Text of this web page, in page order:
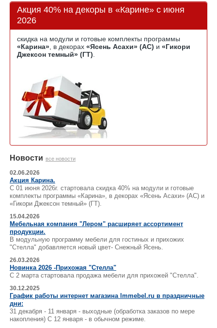
Акция 40% на декоры в «Карине» с июня
2026
скидка на модули и готовые комплекты программы
«Карина» , в декорах «Ясень Асахи» (АС) и «Гикори
Джексон темный» (ГТ)
Новости все новости
02.06.2026
Акция Карина.
С 01 июня 2026г. стартовала скидка 40% на модули и готовые
комплекты программы «Карина», в декорах «Ясень Асахи» (АС) и
«Гикори Джексон темный» (ГТ).
15.04.2026
Мебельная компания "Лером" расширяет ассортимент
продукции.
В модульную программу мебели для гостиных и прихожих
"Стелла" добавляется новый цвет- Снежный Ясень.
26.03.2026
Новинка 2026 -Прихожая "Стелла"
С 2 марта стартовала продажа мебели для прихожей "Стелла".
30.12.2025
График работы интернет магазина lmmebel.ru в праздничные
дни:
31 декабря - 11 января - выходные (обработка заказов по мере
накопления) С 12 января - в обычном режиме.